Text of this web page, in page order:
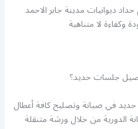
ديوانيات مدينة جابر الاحمد
وكفاءة لا متناهية
جلسات حديد؟
في صيانة وتصليح كافة أعطال
الدورية من خلال ورشة متنقلة